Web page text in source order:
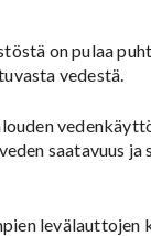
on pulaa
vedestä.
saatavuus
levälauttojen